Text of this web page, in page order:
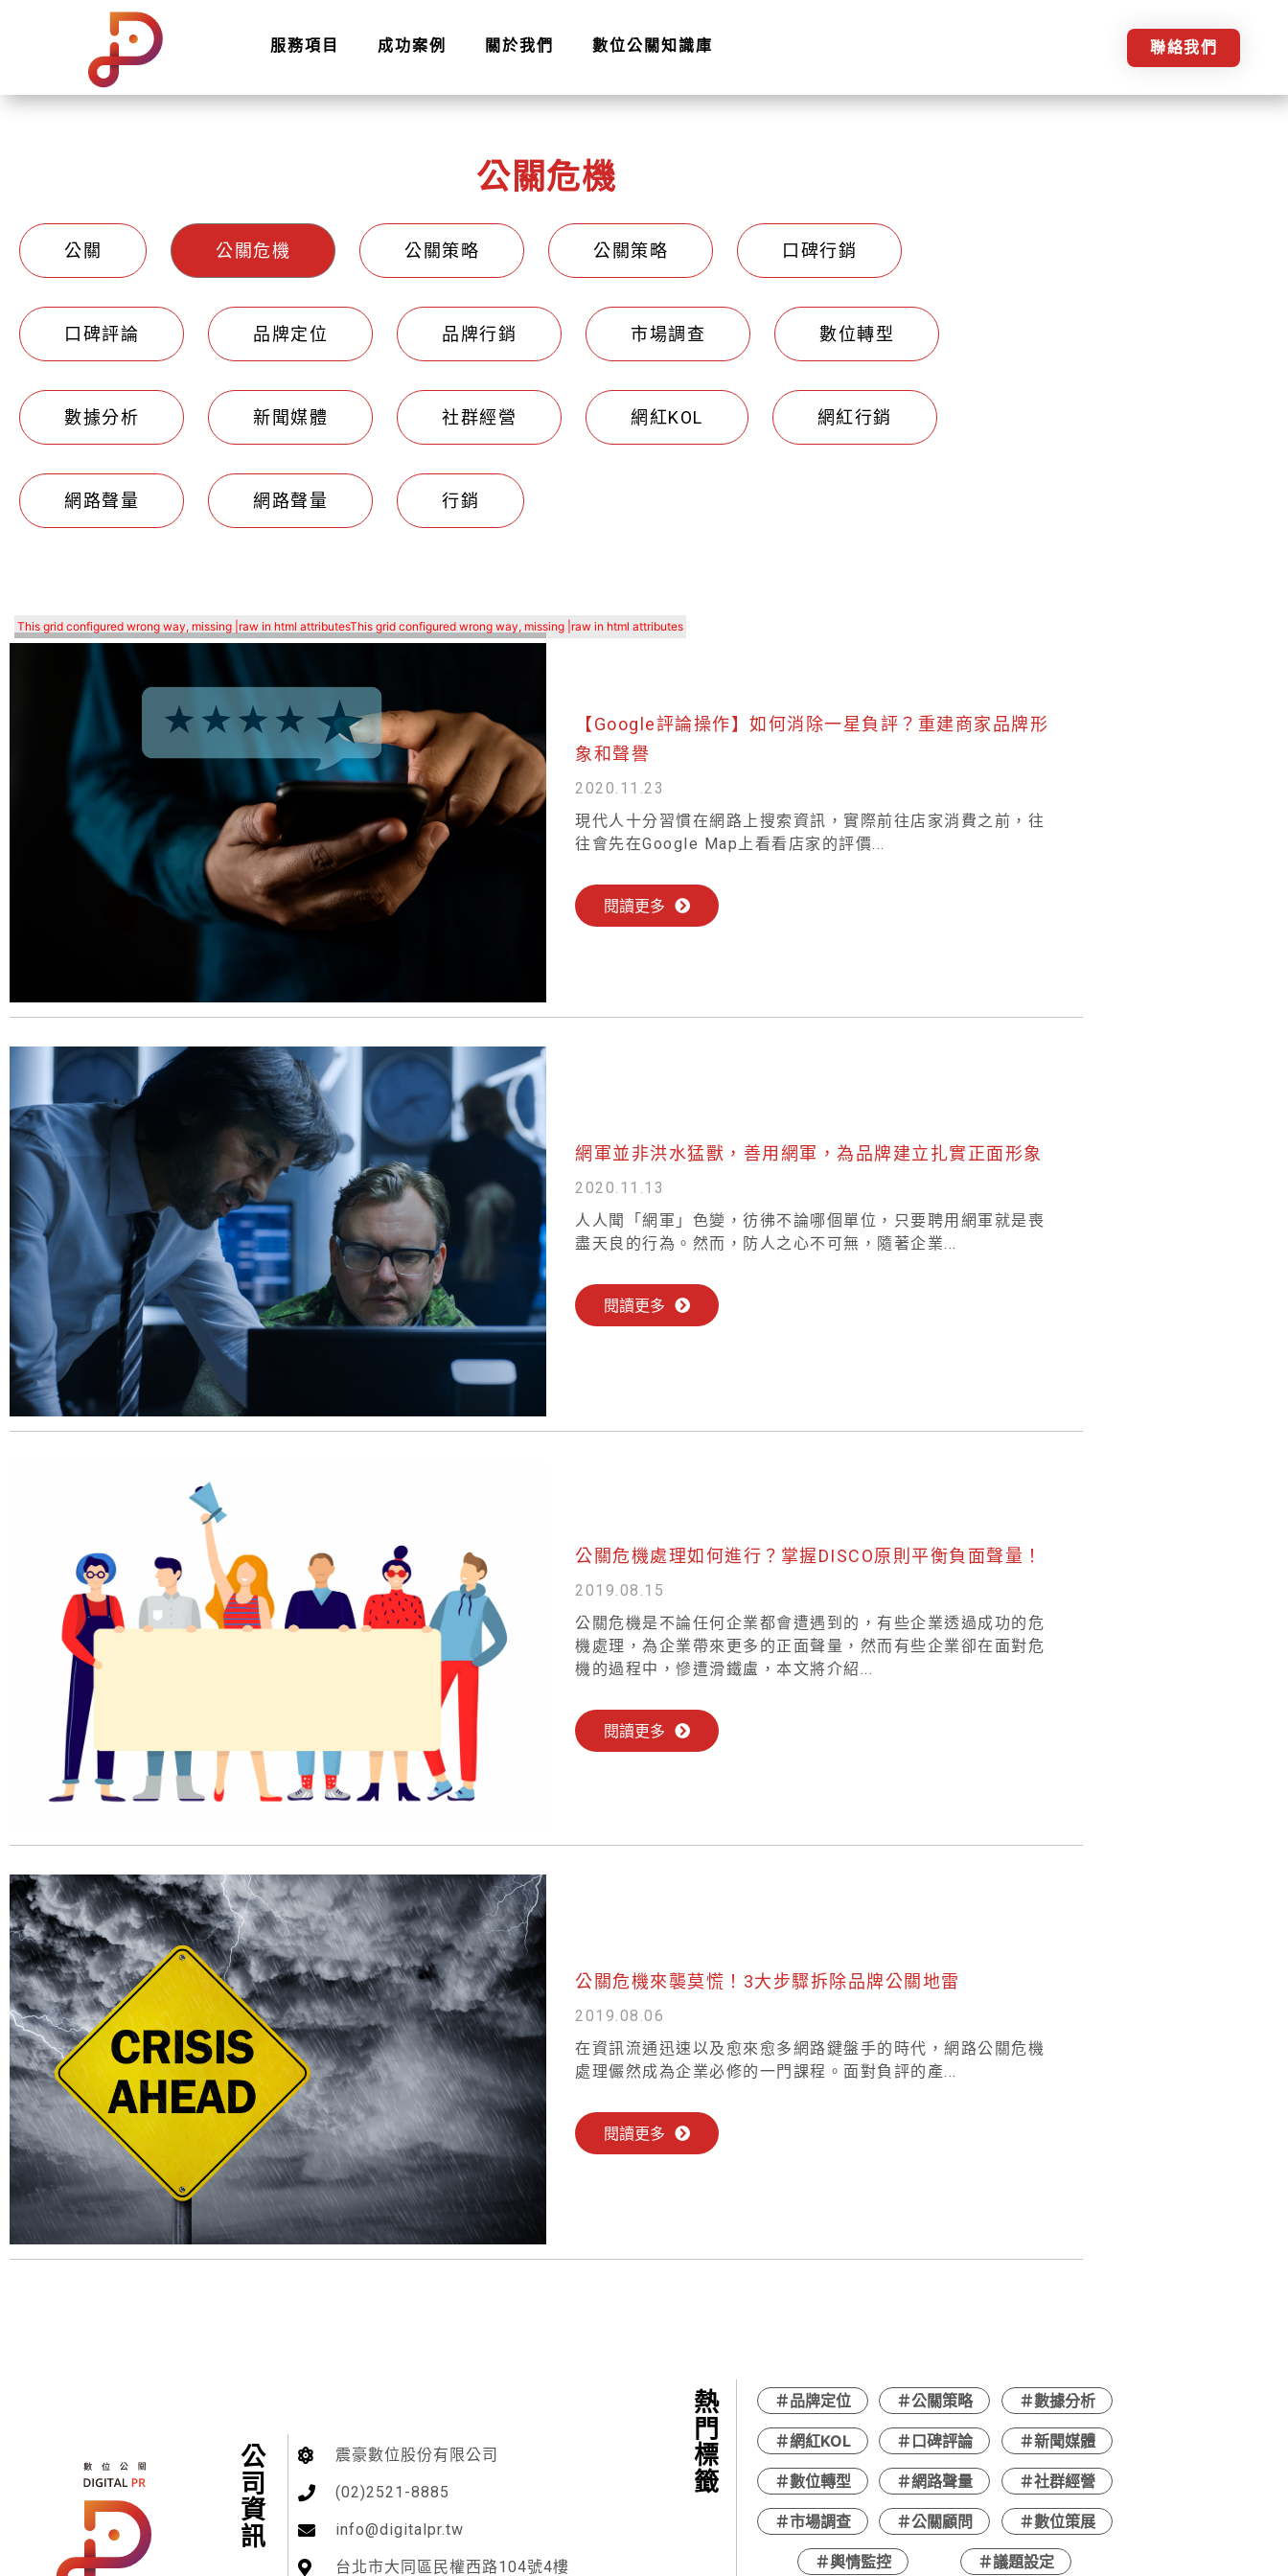
服務項目 成功案例 關於我們 數位公關知識庫 聯絡我們
公關危機
公關 公關危機 公關策略 公關策略 口碑行銷
口碑評論 品牌定位 品牌行銷 市場調查 數位轉型
數據分析 新聞媒體 社群經營 網紅KOL 網紅行銷
網路聲量 網路聲量 行銷
【Google評論操作】如何消除一星負評？重建商家品牌形
象和聲譽
2020.11.23
現代人十分習慣在網路上搜索資訊，實際前往店家消費之前，往
往會先在Google Map上看看店家的評價...
閱讀更多
網軍並非洪水猛獸，善用網軍，為品牌建立扎實正面形象
2020.11.13
人人聞「網軍」色變，彷彿不論哪個單位，只要聘用網軍就是喪
盡天良的行為。然而，防人之心不可無，隨著企業...
閱讀更多
公關危機處理如何進行？掌握DISCO原則平衡負面聲量！
2019.08.15
公關危機是不論任何企業都會遭遇到的，有些企業透過成功的危
機處理，為企業帶來更多的正面聲量，然而有些企業卻在面對危
機的過程中，慘遭滑鐵盧，本文將介紹...
閱讀更多
公關危機來襲莫慌！3大步驟拆除品牌公關地雷
2019.08.06
在資訊流通迅速以及愈來愈多網路鍵盤手的時代，網路公關危機
處理儼然成為企業必修的一門課程。面對負評的產...
閱讀更多
This grid configured wrong way, missing |raw in html attributesThis grid configured wrong way, missing |raw in html attributes
公司資訊 震豪數位股份有限公司
(02)2521-8885
info@digitalpr.tw
台北市大同區民權西路104號4樓
熱門標籤 ＃品牌定位 ＃公關策略 ＃數據分析
＃網紅KOL ＃口碑評論 ＃新聞媒體
＃數位轉型 ＃網路聲量 ＃社群經營
＃市場調查 ＃公關顧問 ＃數位策展
＃輿情監控 ＃議題設定